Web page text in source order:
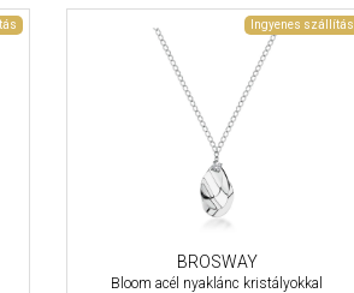
Ingyenes szállítás
BROSWAY
Bloom acél nyaklánc kristályokkal